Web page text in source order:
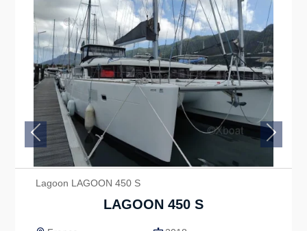
Lagoon LAGOON 450 S
LAGOON 450 S
Previous Next